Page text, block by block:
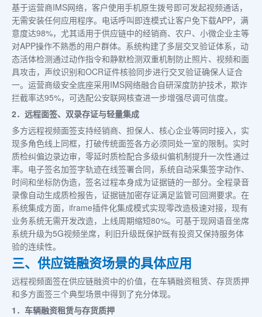
基于运营商IMS网络，客户使用手机原生拨号即可发起视频通话，
无需安装任何应用程序。电话呼叫即连模式让客户免下载APP，满
意度达98%，尤其适用于供应链中的经销商、农户、小微企业主等
对APP操作不熟悉的用户群体。系统构建了多层交叉验证体系，动
态活体检测通过动作指令和静默检测双重机制防止照片、视频和面
具攻击，声纹识别和OCR证件核验同步进行交叉验证确保人证合
一。运营商级安全底座采用IMS网络融合自研深度防护技术，欺诈
拦截率达95%，可选配公安联网核查进一步增强尽调可信度。
2．远程面签、双录存证与轻量集成
多方远程视频面签支持经销商、担保人、核心企业等同时接入，实
现多角色线上同框，打破传统面签各方必须同处一室的限制。实时
质检纠偏边录边审，零延时质检配合多级纠偏机制提升一次性通过
率。电子签名加签字轨迹在线签署合同，系统自动采集签字动作、
时间和坐标防伪造，签名过程本身成为证据链的一部分。全程录音
录像自动生成质检报告，证据链加密存证满足监管可回溯要求。在
系统集成方面，iframe插件化集成模式实现零改造极速对接，现有
业务系统无需开发改造，上线周期缩短80%。可基于现网语音坐席
系统升级为5G视频坐席，利旧升级既保护既有投资又保持服务体
验的连续性。
三、供应链融资场景的具体应用
远程视频面签在供应链融资中的价值，在车辆融资租赁、存货质押
和多方面签三个典型场景中得到了充分体现。
1．车辆融资租赁与存货质押